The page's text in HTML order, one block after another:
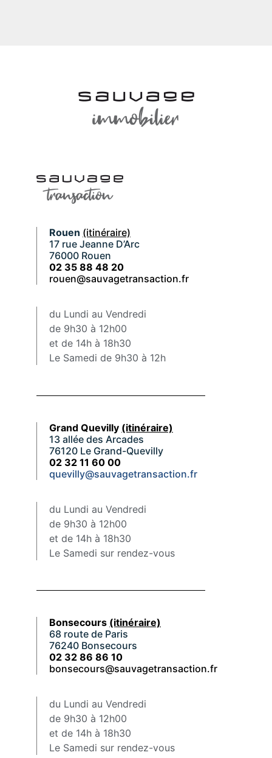
Rouen (itinéraire)
17 rue Jeanne D’Arc
76000 Rouen
02 35 88 48 20
rouen@sauvagetransaction.fr
du Lundi au Vendredi
de 9h30 à 12h00
et de 14h à 18h30
Le Samedi de 9h30 à 12h
Grand Quevilly (itinéraire)
13 allée des Arcades
76120 Le Grand-Quevilly
02 32 11 60 00
quevilly@sauvagetransaction.fr
du Lundi au Vendredi
de 9h30 à 12h00
et de 14h à 18h30
Le Samedi sur rendez-vous
Bonsecours (itinéraire)
68 route de Paris
76240 Bonsecours
02 32 86 86 10
bonsecours@sauvagetransaction.fr
du Lundi au Vendredi
de 9h30 à 12h00
et de 14h à 18h30
Le Samedi sur rendez-vous